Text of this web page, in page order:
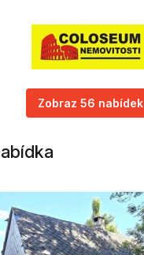
Zobraz 56 nabídek